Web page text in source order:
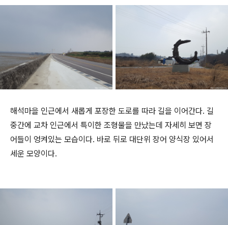
해석마을 인근에서 새롭게 포장한 도로를 따라 길을 이어간다. 길
중간에 교차 인근에서 특이한 조형물을 만났는데 자세히 보면 장
어들이 엉켜있는 모습이다. 바로 뒤로 대단위 장어 양식장 있어서
세운 모양이다.